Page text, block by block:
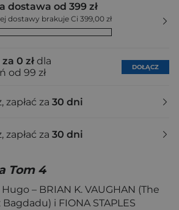
dostawa od 399 zł
dostawy brakuje Ci 399,00 zł
0 zł dla
od 99 zł
DOŁĄCZ
zapłać za 30 dni
zapłać za 30 dni
Tom 4
– BRIAN K. VAUGHAN (The
i FIONA STAPLES